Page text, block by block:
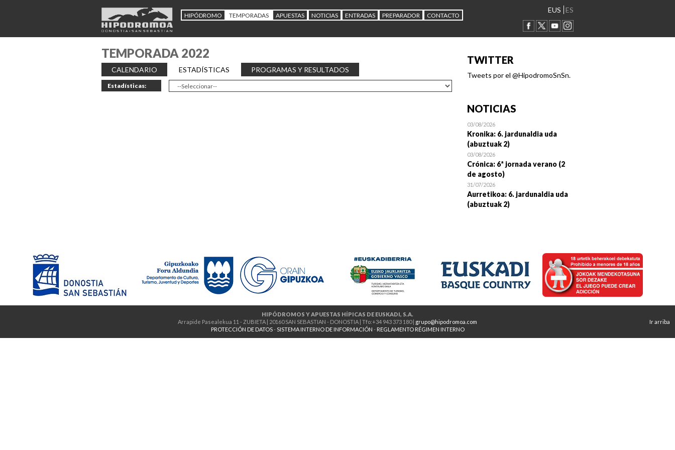
HIPÓDROMO TEMPORADAS APUESTAS NOTICIAS ENTRADAS PREPARADOR CONTACTO
EUS ES
TEMPORADA 2022
CALENDARIO ESTADÍSTICAS PROGRAMAS Y RESULTADOS
Estadísticas:
TWITTER
Tweets por el @HipodromoSnSn.
NOTICIAS
03/08/2026
Kronika: 6. jardunaldia uda
(abuztuak 2)
03/08/2026
Crónica: 6ª jornada verano (2
de agosto)
31/07/2026
Aurretikoa: 6. jardunaldia uda
(abuztuak 2)
HIPÓDROMOS Y APUESTAS HÍPICAS DE EUSKADI, S.A.
Ir arriba
Arrapide Pasealekua 11 - ZUBIETA | 20160 SAN SEBASTIAN - DONOSTIA | Tfo:+34 943 373 180 | grupo@hipodromoa.com
PROTECCIÓN DE DATOS-SISTEMA INTERNO DE INFORMACIÓN - REGLAMENTO RÉGIMEN INTERNO